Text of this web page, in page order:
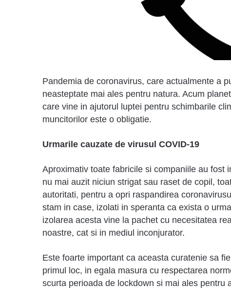
Pandemia de coronavirus, care actualmente a
neasteptate mai ales pentru natura. Acum
care vine in ajutorul luptei pentru schimbarile
muncitorilor este o obligatie.
Urmarile cauzate de virusul COVID-19
Aproximativ toate fabricile si companiile au fost
nu mai auzit niciun strigat sau raset de copil,
autoritati, pentru a opri raspandirea
stam in case, izolati in speranta ca exista o
izolarea acesta vine la pachet cu necesitatea
noastre, cat si in mediul inconjurator.
Este foarte important ca aceasta curatenie sa
primul loc, in egala masura cu respectarea
scurta perioada de lockdown si mai ales pentru